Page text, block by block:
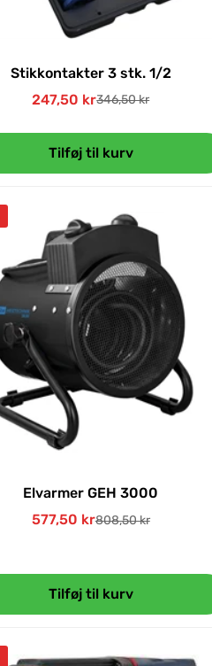
Stikkontakter 3 stk. 1/2
Udsalgspris
247,50 krNormal
346,50 kr
Tilføj til kurv
Elvarmer GEH 3000
Udsalgspris
577,50 krNormal
808,50 kr
Tilføj til kurv